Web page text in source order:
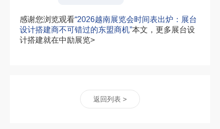
感谢您浏览观看“2026越南展览会时间表出炉：展台
设计搭建商不可错过的东盟商机”本文，更多展台设
计搭建就在中励展览>
返回列表 >